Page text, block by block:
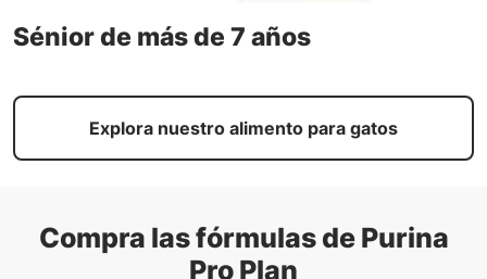
Sénior de más de 7 años
Explora nuestro alimento para gatos
Compra las fórmulas de Purina
Pro Plan